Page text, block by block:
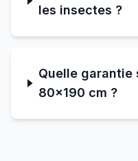
les insectes ?
Quelle garantie
80×190 cm ?